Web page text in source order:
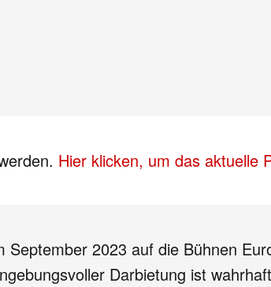
Hier klicken, um das aktuelle
2023 auf die Bühnen
Darbietung ist